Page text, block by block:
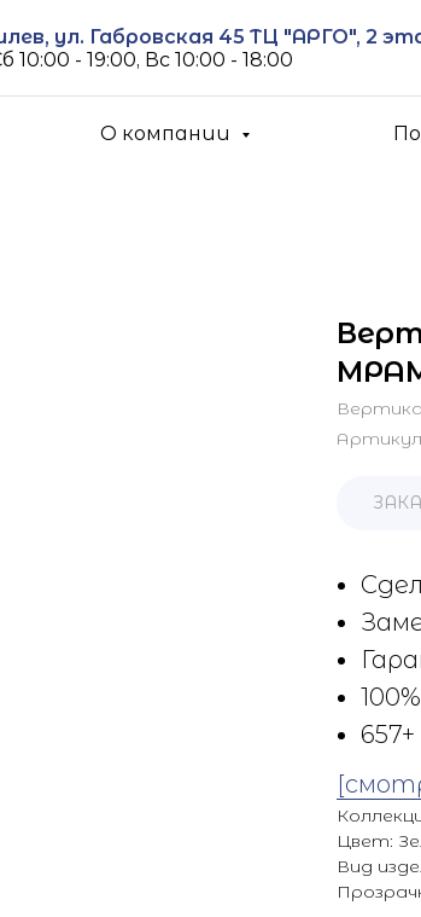
ул. Габровская 45 ТЦ "АРГО", 2
10:00 - 19:00, Вс 10:00 - 18:00
О компании
Цвет:
Вид